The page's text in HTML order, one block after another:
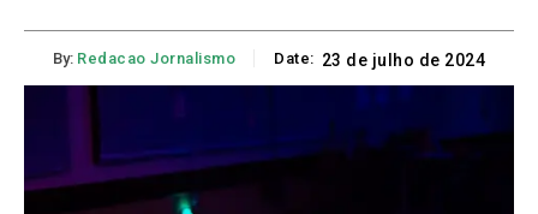
By: Redacao Jornalismo Date: 23 de julho de 2024